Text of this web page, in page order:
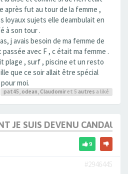
après fut au tour de la femme ,
loyaux sujets elle deambulait en
à son tour .
j avais besoin de ma femme de
avec F , c était ma femme .
plage , surf , piscine et un resto
que ce soir allait être spécial
moi.
pat45, odean, Claudomiret 5 autres a liké
JE SUIS DEVENU
9
#2946445